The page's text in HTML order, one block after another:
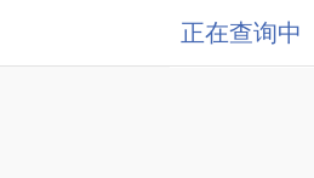
正在查询中